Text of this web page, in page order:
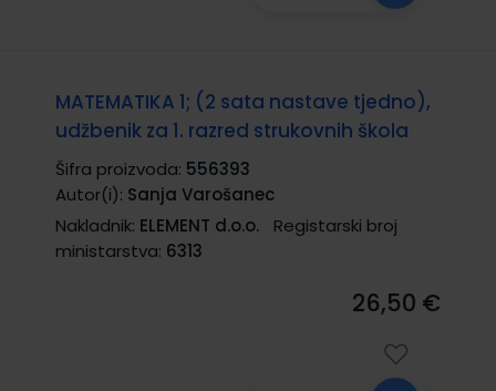
MATEMATIKA 1; (2 sata nastave tjedno),
udžbenik za 1. razred strukovnih škola
Šifra proizvoda: 556393
Autor(i): Sanja Varošanec
Nakladnik: ELEMENT d.o.o.
Registarski broj
ministarstva: 6313
26,50 €